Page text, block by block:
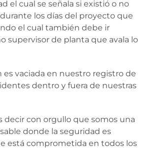
el cual se señala si existió o no
los días del proyecto que
el cual también debe ir
supervisor de planta que avala lo
es vaciada en nuestro registro de
dentro y fuera de nuestras
decir con orgullo que somos una
donde la seguridad es
está comprometida en todos los